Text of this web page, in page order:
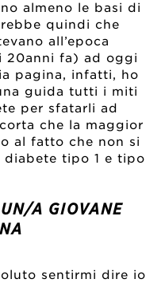
almeno le basi di
quindi che
all’epoca
20anni fa) ad oggi
pagina, infatti, ho
guida tutti i miti
per sfatarli ad
che la maggior
al fatto che non si
diabete tipo 1 e tipo
A GIOVANE
sentirmi dire io